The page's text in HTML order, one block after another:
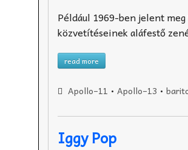
Például 1969-ben jelent
közvetítéseinek aláfestő
read more
Apollo–11 • Apollo–13 •
Iggy Pop